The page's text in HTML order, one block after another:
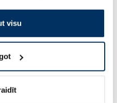
savu izvēli:
visu
vasarā ☀️